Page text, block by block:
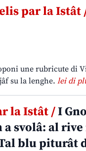
par la Istât
une rubricute di
su la lenghe. lei di
la Istât /I
svolâ: al
blu piturât